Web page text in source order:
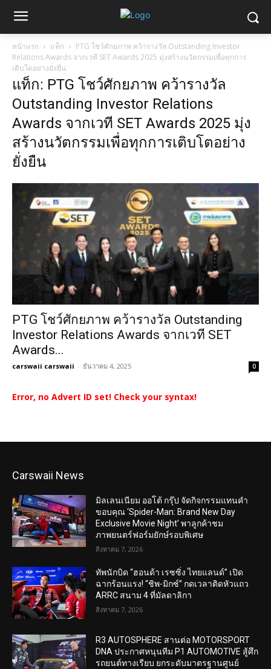
หน้าแรก แท็ก
PTG โชว์ศักยภาพ คว้ารางวัล Outstanding Investor
Relations Awards จากเวที SET Awards 2025 มุ่งสร้างนวัตกรรมเพื่อทุกการ
เติบโตอย่างยั่งยืน
แท็ก: PTG โชว์ศักยภาพ คว้ารางวัล
Outstanding Investor Relations
Awards จากเวที SET Awards 2025 มุ่ง
สร้างนวัตกรรมเพื่อทุกการเติบโตอย่าง
ยั่งยืน
PTG โชว์ศักยภาพ คว้ารางวัล Outstanding
Investor Relations Awards จากเวที SET
Awards...
carswaii carswaii - ธันวาคม 4, 2025 0
Error, no Advert ID set! Check your syntax!
Carswaii News
มิลเลนเนียม ออโต้ กรุ๊ป จัดกิจกรรมแทนคำ
ขอบคุณ ‘Spider-Man: Brand New Day
Exclusive Movie Night’ พาลูกค้าชม
ภาพยนตร์ฟอร์มยักษ์รอบพิเศษ
สิงหาคม 7, 2026
ทัพนักบิด “ฮอนด้า เรซซิ่ง ไทยแลนด์” เปิด
ฉากร้อนแรง! “ชิพ-มิกซ์” กดเวลาติดหัวแถว
ARRC สนาม 4 ที่มัลดาลิกา
สิงหาคม 7, 2026
R3 AUTOSPHERE สานต่อ MOTORSPORT
DNA ประกาศหนุนทีม P1 AUTOMOTIVE สู้ศึก
รถยนต์ทางเรียบ ยกระดับมาตรฐานศูนย์